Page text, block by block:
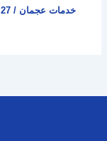
خدمات عجمان /27 مارس، 2026